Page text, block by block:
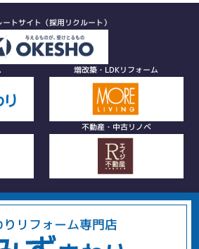
ートサイト（採用リクルート）
増改築・LDKリフォーム
不動産・中古リノベ
リフォーム専門店